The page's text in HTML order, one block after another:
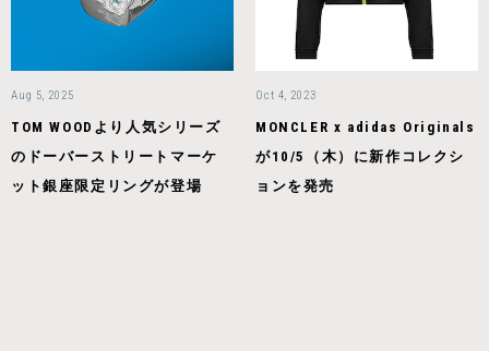
Aug 5, 2025
TOM WOODより人気シリーズ
のドーバーストリートマーケ
ット銀座限定リングが登場
Oct 4, 2023
MONCLER x adidas Originals
が10/5（木）に新作コレクシ
ョンを発売